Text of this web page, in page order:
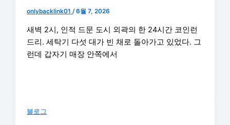
onlybacklink01/6월 7, 2026
새벽 2시, 인적 드문 도시 외곽의 한 24시간 코인런
드리. 세탁기 다섯 대가 빈 채로 돌아가고 있었다. 그
런데 갑자기 매장 안쪽에서
블로그